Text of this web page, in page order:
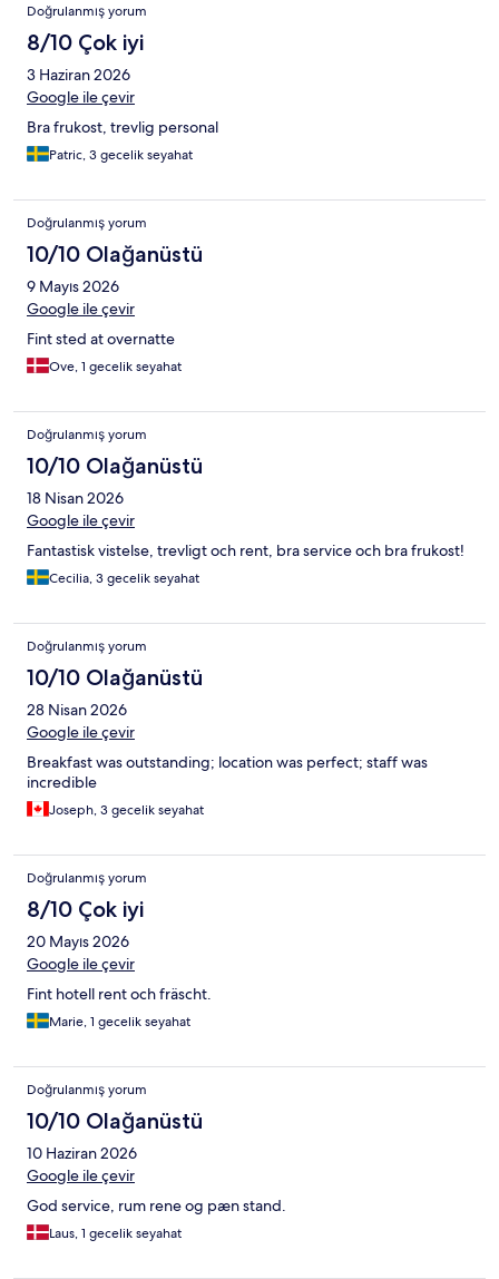
Doğrulanmış yorum
8/10 Çok iyi
3 Haziran 2026
Google ile çevir
Bra frukost, trevlig personal
Patric, 3 gecelik seyahat
Doğrulanmış yorum
10/10 Olağanüstü
9 Mayıs 2026
Google ile çevir
Fint sted at overnatte
Ove, 1 gecelik seyahat
Doğrulanmış yorum
10/10 Olağanüstü
18 Nisan 2026
Google ile çevir
Fantastisk vistelse, trevligt och rent, bra service och bra frukost!
Cecilia, 3 gecelik seyahat
Doğrulanmış yorum
10/10 Olağanüstü
28 Nisan 2026
Google ile çevir
Breakfast was outstanding; location was perfect; staff was
incredible
Joseph, 3 gecelik seyahat
Doğrulanmış yorum
8/10 Çok iyi
20 Mayıs 2026
Google ile çevir
Fint hotell rent och fräscht.
Marie, 1 gecelik seyahat
Doğrulanmış yorum
10/10 Olağanüstü
10 Haziran 2026
Google ile çevir
God service, rum rene og pæn stand.
Laus, 1 gecelik seyahat